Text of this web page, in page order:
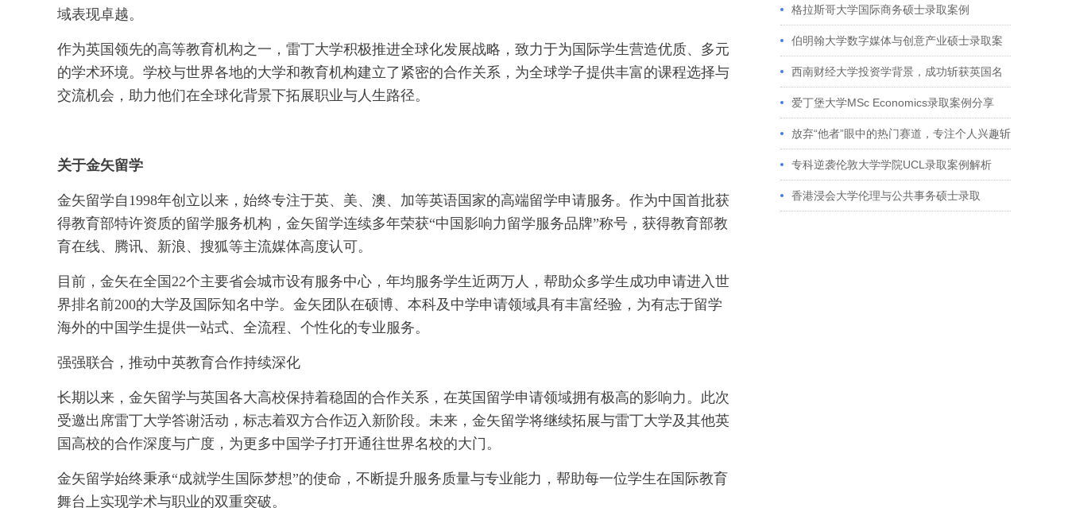
域表现卓越。
作为英国领先的高等教育机构之一，雷丁大学积极推进全球化发展战略，致力于为国际学生营造优质、多元
的学术环境。学校与世界各地的大学和教育机构建立了紧密的合作关系，为全球学子提供丰富的课程选择与
交流机会，助力他们在全球化背景下拓展职业与人生路径。
关于金矢留学
金矢留学自1998年创立以来，始终专注于英、美、澳、加等英语国家的高端留学申请服务。作为中国首批获
得教育部特许资质的留学服务机构，金矢留学连续多年荣获“中国影响力留学服务品牌”称号，获得教育部教
育在线、腾讯、新浪、搜狐等主流媒体高度认可。
目前，金矢在全国22个主要省会城市设有服务中心，年均服务学生近两万人，帮助众多学生成功申请进入世
界排名前200的大学及国际知名中学。金矢团队在硕博、本科及中学申请领域具有丰富经验，为有志于留学
海外的中国学生提供一站式、全流程、个性化的专业服务。
强强联合，推动中英教育合作持续深化
长期以来，金矢留学与英国各大高校保持着稳固的合作关系，在英国留学申请领域拥有极高的影响力。此次
受邀出席雷丁大学答谢活动，标志着双方合作迈入新阶段。未来，金矢留学将继续拓展与雷丁大学及其他英
国高校的合作深度与广度，为更多中国学子打开通往世界名校的大门。
金矢留学始终秉承“成就学生国际梦想”的使命，不断提升服务质量与专业能力，帮助每一位学生在国际教育
舞台上实现学术与职业的双重突破。
格拉斯哥大学国际商务硕士录取案例
伯明翰大学数字媒体与创意产业硕士录取案
例 西南财经大学投资学背景，成功斩获英国名
校多份Offer
爱丁堡大学MSc Economics录取案例分享
放弃“他者”眼中的热门赛道，专注个人兴趣斩
获藤校offer｜成功跨专业申请经验分享
专科逆袭伦敦大学学院UCL录取案例解析
香港浸会大学伦理与公共事务硕士录取